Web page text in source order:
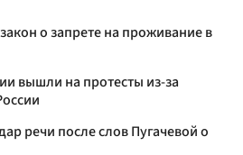
о запрете на проживание в
вышли на протесты из-за
речи после слов Пугачевой о